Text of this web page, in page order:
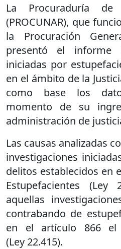
La Procuraduría de
(PROCUNAR), que
la Procuración
presentó el informe
iniciadas por
en el ámbito de la
como base los
momento de su
administración de
Las causas analizadas
investigaciones
delitos establecidos en
Estupefacientes (Ley
aquellas
contrabando de
en el artículo 866 el
(Ley 22.415).